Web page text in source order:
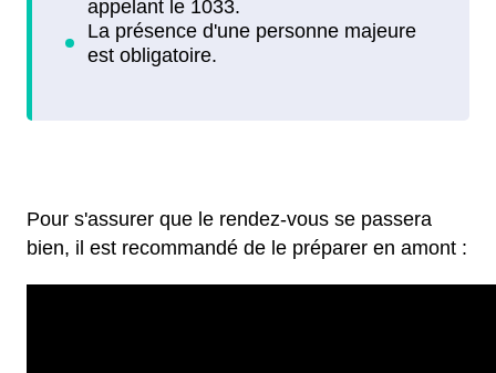
Pour s'assurer que le rendez-vous se passera
bien, il est recommandé de le préparer en amont :